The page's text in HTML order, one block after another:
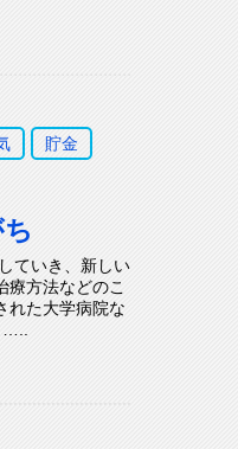
貯金
ていき、新しい
療方法などのこ
れた大学病院な